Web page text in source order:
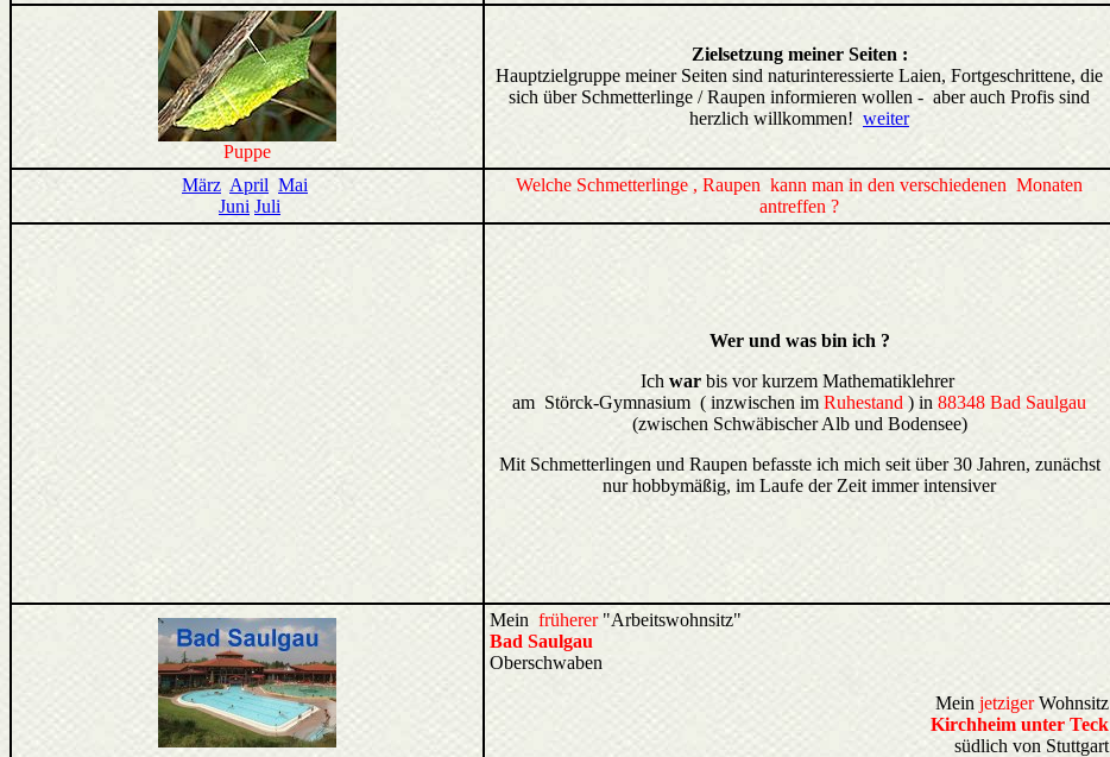
Puppe
Zielsetzung meiner Seiten :
Hauptzielgruppe meiner Seiten sind naturinteressierte Laien, Fortgeschrittene, die
sich über Schmetterlinge / Raupen informieren wollen - aber auch Profis sind
herzlich willkommen! weiter
März April Mai
Juni Juli
Welche Schmetterlinge , Raupen kann man in den verschiedenen Monaten
antreffen ?
Wer und was bin ich ?
Ich warbis vor kurzem Mathematiklehrer
am Störck-Gymnasium ( inzwischen im Ruhestand ) in 88348 Bad Saulgau
(zwischen Schwäbischer Alb und Bodensee)
Mit Schmetterlingen und Raupen befasste ich mich seit über 30 Jahren, zunächst
nur hobbymäßig, im Laufe der Zeit immer intensiver
Mein früherer "Arbeitswohnsitz"
Bad Saulgau
Oberschwaben
Mein jetzigerWohnsitz
Kirchheim unter Teck
südlich von Stuttgart